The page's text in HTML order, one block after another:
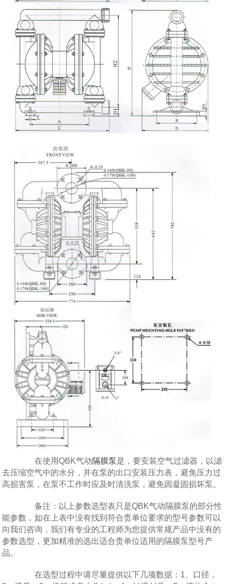
在使用QBK气动隔膜泵是，要安装空气过滤器，以滤
去压缩空气中的水分，并在泵的出口安装压力表，避免压力过
高损害泵，在泵不工作时应及时清洗泵，避免因凝固损坏泵。
备注：以上参数选型表只是QBK气动隔膜泵的部分性
能参数，如在上表中没有找到符合贵单位要求的型号参数可以
向我们咨询，我们有专业的工程师为您提供常规产品中没有的
参数选型，更加精准的选出适合贵单位适用的隔膜泵型号产
品。
在选型过程中请尽量提供以下几项数据：1、口径，